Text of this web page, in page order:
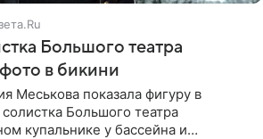
Большого театра
в бикини
Меськова показала фигуру в
Большого театра
купальнике у бассейна и